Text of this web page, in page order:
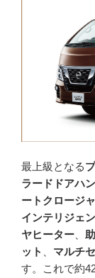
最上級となる
ラードドアハ
ートクロージ
インテリジェ
ヤヒーター
ット
マルチ
す。これで約